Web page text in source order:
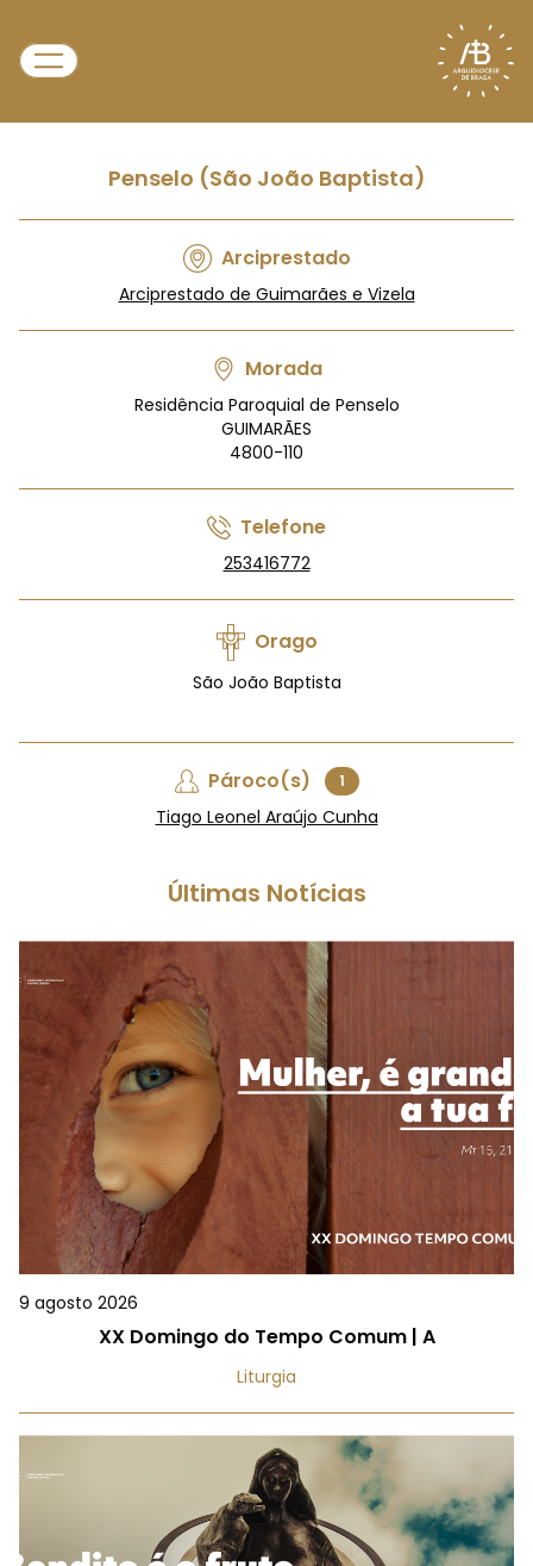
Penselo (São João Baptista)
Arciprestado
Arciprestado de Guimarães e Vizela
Morada
Residência Paroquial de Penselo
GUIMARÃES
4800-110
Telefone
253416772
Orago
São João Baptista
Pároco(s) 1
Tiago Leonel Araújo Cunha
Últimas Notícias
9 agosto 2026
XX Domingo do Tempo Comum | A
Liturgia